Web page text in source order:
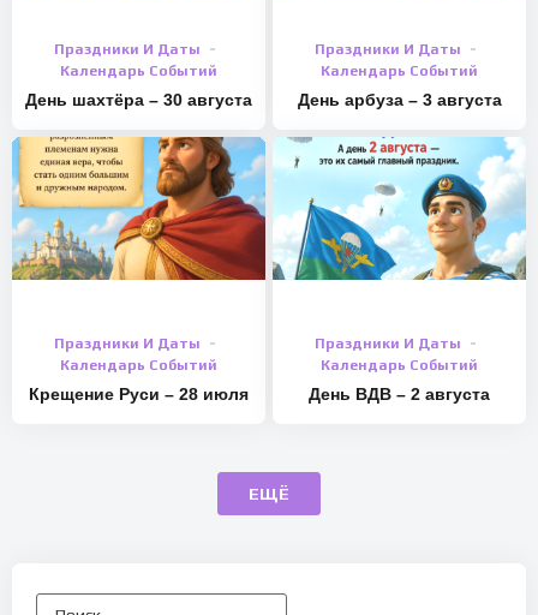
Праздники И Даты
Календарь Событий
День шахтёра – 30 августа
Праздники И Даты
Календарь Событий
День арбуза – 3 августа
Праздники И Даты
Календарь Событий
Крещение Руси – 28 июля
Праздники И Даты
Календарь Событий
День ВДВ – 2 августа
ЕЩЁ